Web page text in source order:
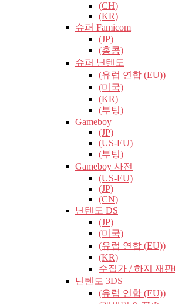
(CH)
(KR)
슈퍼 Famicom
(JP)
(홍콩)
슈퍼 닌텐도
(유럽​​ 연합 (EU))
(미국)
(KR)
(부팅)
Gameboy
(JP)
(US-EU)
(부팅)
Gameboy 사전
(US-EU)
(JP)
(CN)
닌텐도 DS
(JP)
(미국)
(유럽​​ 연합 (EU))
(KR)
수집가 / 하지 재
닌텐도 3DS
(유럽​​ 연합 (EU))